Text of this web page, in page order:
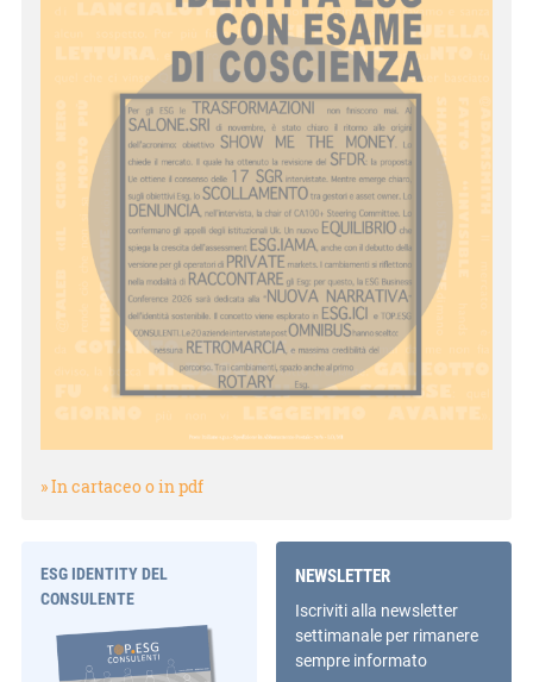
» In cartaceo o in pdf
ESG IDENTITY DEL
CONSULENTE
NEWSLETTER
Iscriviti alla newsletter
settimanale per rimanere
sempre informato